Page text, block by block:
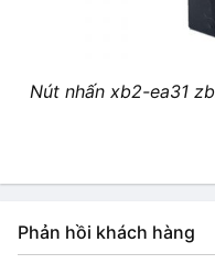
Nút nhấn xb2-ea31
Phản hồi khách hàng